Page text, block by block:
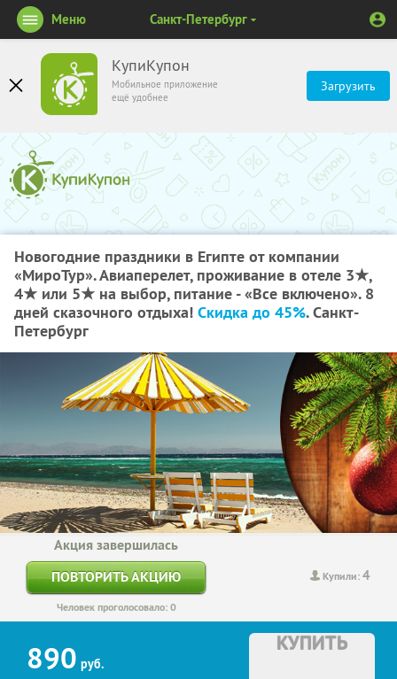
КупиКупон
Мобильное приложение
ещё удобнее
Загрузить
Меню Санкт-Петербург
Новогодние праздники в Египте от компании
«МироТур». Авиаперелет, проживание в отеле 3★,
4★ или 5★ на выбор, питание - «Все включено». 8
дней сказочного отдыха! Скидка до 45%. Санкт-
Петербург
Купили:4
Акция завершилась
ПОВТОРИТЬ АКЦИЮ
Человек проголосовало: 0
890 руб.
КУПИТЬ